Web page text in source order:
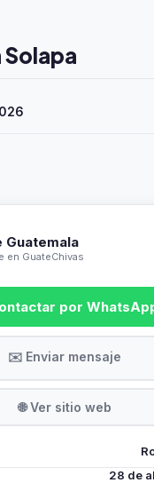
Guatemala
en GuateChivas
por
✉️ Enviar mensaje
🌐 Ver sitio web
28 de